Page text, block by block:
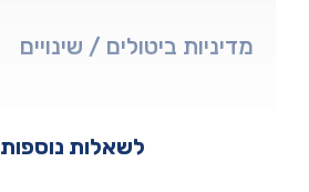
מדיניות ביטולים / שינויים
לשאלות נוספות